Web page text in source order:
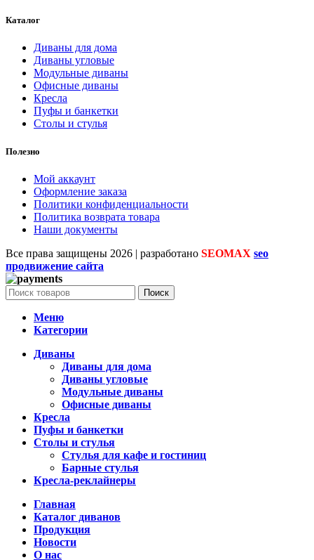
Каталог
Диваны для дома
Диваны угловые
Модульные диваны
Офисные диваны
Кресла
Пуфы и банкетки
Столы и стулья
Полезно
Мой аккаунт
Оформление заказа
Политики конфиденциальности
Политика возврата товара
Наши документы
Все права защищены 2026 | разработано SEOMAX seo
продвижение сайта
Поиск
Меню
Категории
Диваны
Диваны для дома
Диваны угловые
Модульные диваны
Офисные диваны
Кресла
Пуфы и банкетки
Столы и стулья
Стулья для кафе и гостиниц
Барные стулья
Кресла-реклайнеры
Главная
Каталог диванов
Продукция
Новости
О нас